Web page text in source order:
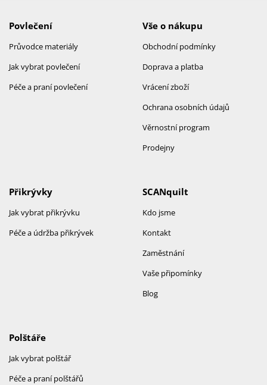
Povlečení
Průvodce materiály
Jak vybrat povlečení
Péče a praní povlečení
Vše o nákupu
Obchodní podmínky
Doprava a platba
Vrácení zboží
Ochrana osobních údajů
Věrnostní program
Prodejny
SCANquilt
Kdo jsme
Kontakt
Zaměstnání
Vaše připomínky
Blog
Přikrývky
Jak vybrat přikrývku
Péče a údržba přikrývek
Polštáře
Jak vybrat polštář
Péče a praní polštářů